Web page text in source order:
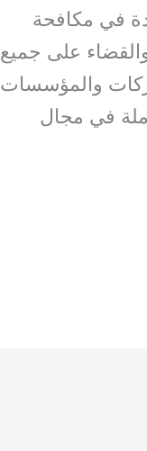
في مكافحة
على جميع
والمؤسسات
في مجال